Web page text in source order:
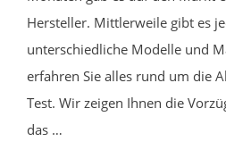
Hersteller. Mittlerweile gibt es
unterschiedliche Modelle und
erfahren Sie alles rund um die
Test. Wir zeigen Ihnen die
das …